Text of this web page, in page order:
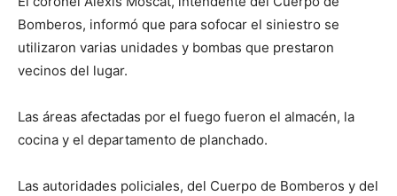
Bomberos, informó que para sofocar el siniestro se
utilizaron varias unidades y bombas que prestaron
vecinos del lugar.
Las áreas afectadas por el fuego fueron el almacén, la
cocina y el departamento de planchado.
Las autoridades policiales, del Cuerpo de Bomberos y del